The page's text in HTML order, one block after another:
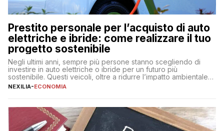
Prestito personale per l’acquisto di auto
elettriche e ibride: come realizzare il tuo
progetto sostenibile
Negli ultimi anni, sempre più persone stanno scegliendo di
investire in auto elettriche o ibride per un futuro più
sostenibile. Questi veicoli, oltre a ridurre l’impatto ambientale,
offrono vantaggi economici a lungo termine, come minori costi
fare se non […]
NEXILIA-ECONOMIA